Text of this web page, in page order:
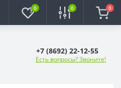
0 0 0
+7 (8692) 22-12-55
Есть вопросы? Звоните!